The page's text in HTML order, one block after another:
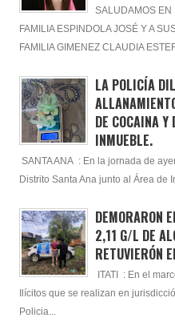
SALUDAMOS EN
FAMILIA ESPINDOLA JOSÉ Y A
FAMILIA GIMENEZ CLAUDIA
LA POLICÍA
DE COCAINA
INMUEBLE.
SANTA ANA : En la jornada de
Distrito Santa Ana junto al Área de
DEMORARON
2,11 G/L DE
RETUVIERÓN
ITATI : En el
Ilícitos que se realizan en
Policia...